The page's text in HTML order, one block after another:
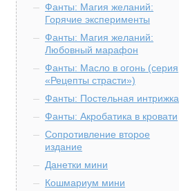
Фанты: Магия желаний:
Горячие эксперименты
Фанты: Магия желаний:
Любовный марафон
Фанты: Масло в огонь (серия
«Рецепты страсти»)
Фанты: Постельная интрижка
Фанты: Акробатика в кровати
Сопротивление второе
издание
Данетки мини
Кошмариум мини